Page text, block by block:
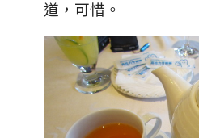
道，可惜。